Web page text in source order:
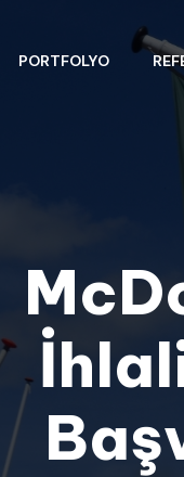
PORTFOLYO